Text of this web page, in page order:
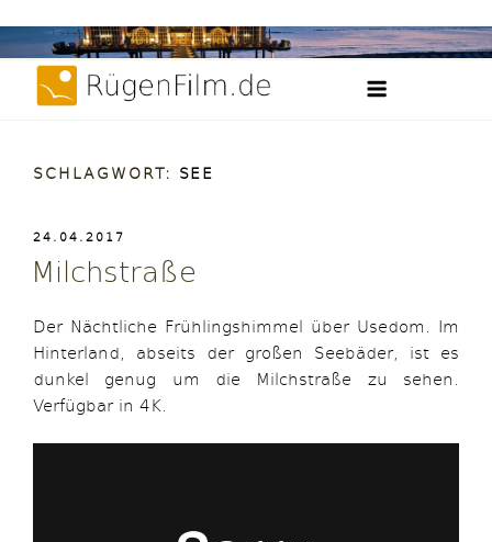
Weiter
zum
Inhalt
Filme, Videos und Zeitraffer der Insel Rügen
SCHLAGWORT: SEE
VERÖFFENTLICHT
24.04.2017
Milchstraße
Der Nächtliche Frühlingshimmel über Usedom. Im
Hinterland, abseits der großen Seebäder, ist es
dunkel genug um die Milchstraße zu sehen.
Verfügbar in 4K.